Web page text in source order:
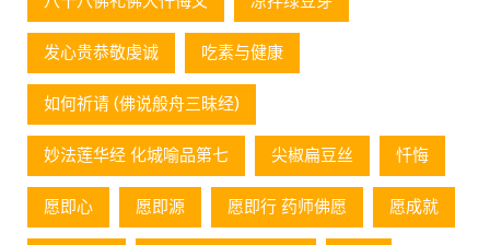
发心贵恭敬虔诚 吃素与健康
如何祈请 (佛说般舟三昧经)
妙法莲华经 化城喻品第七 尖椒扁豆丝 忏悔
愿即心 愿即源 愿即行 药师佛愿 愿成就